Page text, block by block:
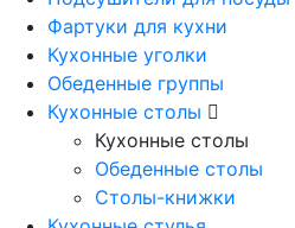
Фартуки для кухни
Кухонные уголки
Обеденные группы
Кухонные столы
Кухонные столы
Обеденные столы
Столы-книжки